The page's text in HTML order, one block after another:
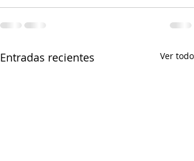
Entradas recientes Ver todo